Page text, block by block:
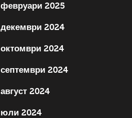
февруари 2025
декември 2024
октомври 2024
септември 2024
август 2024
юли 2024